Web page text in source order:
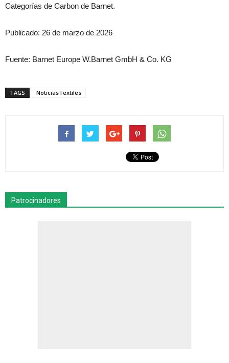
Categorías de Carbon de Barnet.
Publicado: 26 de marzo de 2026
Fuente: Barnet Europe W.Barnet GmbH & Co. KG
TAGS NoticiasTextiles
Patrocinadores